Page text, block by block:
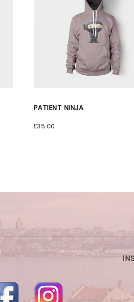
PATIENT NINJA
£35.00